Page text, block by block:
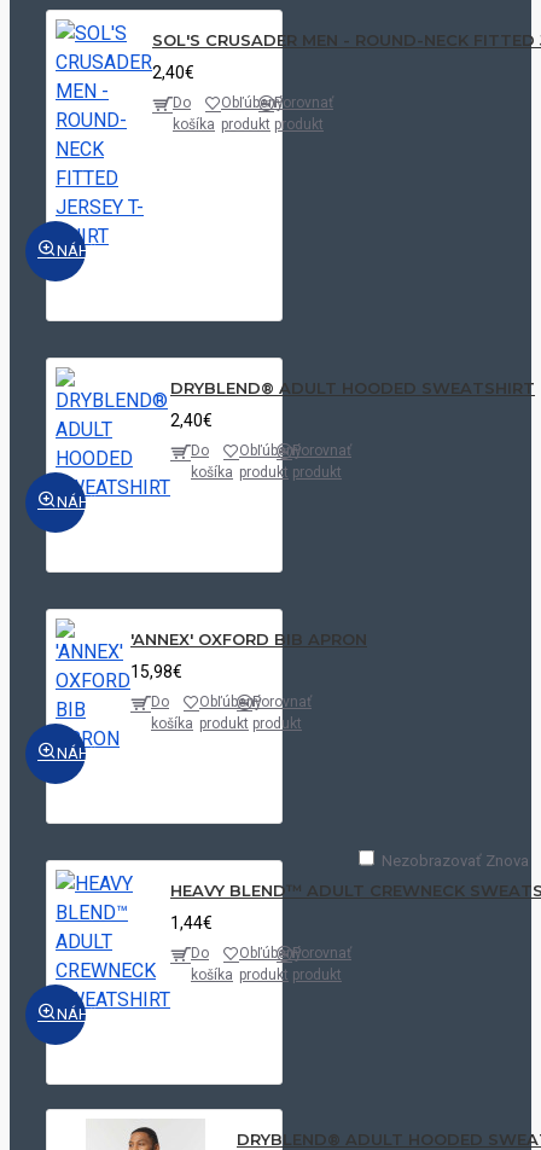
Nezobrazovať Znova
NÁHĽAD
SOL'S CRUSADER MEN - ROUND-NECK FITTED
2,40€
Do
košíka
Obľúbený
produkt
Porovnať
produkt
NÁHĽAD
DRYBLEND® ADULT HOODED SWEATSHIRT
2,40€
Do
košíka
Obľúbený
produkt
Porovnať
produkt
NÁHĽAD
'ANNEX' OXFORD BIB APRON
15,98€
Do
košíka
Obľúbený
produkt
Porovnať
produkt
NÁHĽAD
HEAVY BLEND™ ADULT CREWNECK
1,44€
Do
košíka
Obľúbený
produkt
Porovnať
produkt
DRYBLEND® ADULT HOODED